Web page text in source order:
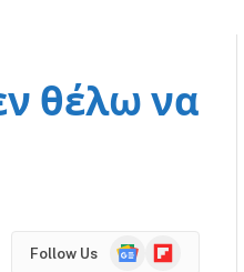
θέλω να
Follow Us
GoogleFlipboard